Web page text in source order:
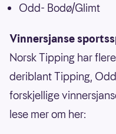
Odd- Bodø/Glimt
Vinnersjanse
Norsk Tipping har
deriblant Tipping,
forskjellige
lese mer om her: